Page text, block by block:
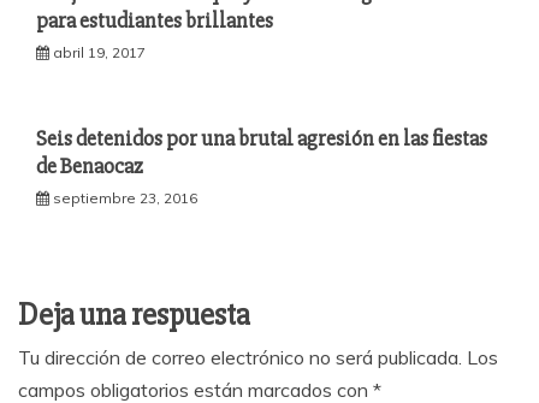
para estudiantes brillantes
abril 19, 2017
Seis detenidos por una brutal agresión en las fiestas
de Benaocaz
septiembre 23, 2016
Deja una respuesta
Tu dirección de correo electrónico no será publicada. Los
campos obligatorios están marcados con *